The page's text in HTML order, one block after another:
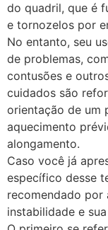
do quadril, que é
e tornozelos por
No entanto, seu
de problemas,
contusões e
cuidados são
orientação de um
aquecimento
alongamento.
Caso você já
específico desse
recomendado por
instabilidade e